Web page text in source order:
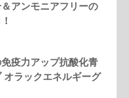
アンモニアフリーの
疫力アップ抗酸化青
オラックエネルギーグ